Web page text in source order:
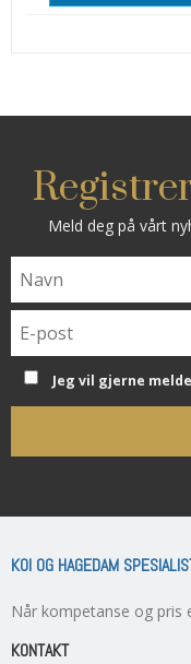
Meld deg på vårt
Jeg vil gjerne
KOI OG HAGEDAM
Når kompetanse og pris
KONTAKT